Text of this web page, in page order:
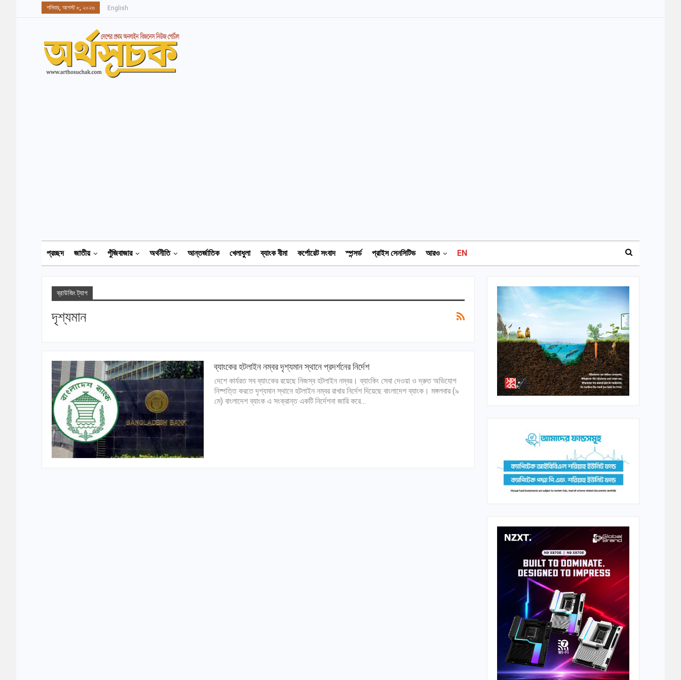
শনিবার, আগস্ট ৮, ২০২৬ English
প্রচ্ছদ জাতীয় পুঁজিবাজার অর্থনীতি আন্তর্জাতিক খেলাধুলা ব্যাংক বীমা কর্পোরেট সংবাদ স্পন্সর্ড প্রাইস সেনসিটিভ আরও EN
ব্রাউজিং ট্যাগ
দৃশ্যমান
ব্যাংকের হটলাইন নম্বর দৃশ্যমান স্থানে প্রদর্শনের নির্দেশ
দেশে কার্যরত সব ব্যাংকের রয়েছে নিজস্ব হটলাইন নম্বর। ব্যাংকিং সেবা দেওয়া ও দ্রুত অভিযোগ
নিষ্পত্তি করতে দৃশ্যমান স্থানে হটলাইন নম্বর রাখার নির্দেশ দিয়েছে বাংলাদেশ ব্যাংক। মঙ্গলবার (৯
মে) বাংলাদেশ ব্যাংক এ সংক্রান্ত একটি নির্দেশনা জারি করে…